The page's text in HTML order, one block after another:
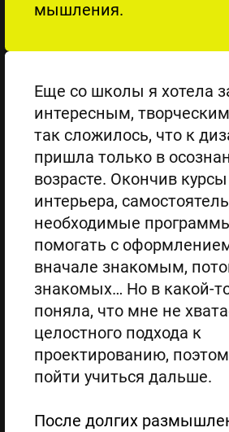
мышления.
Еще со школы я хотела
интересным,
так сложилось, что к
пришла только в
возрасте. Окончив
интерьера,
необходимые
помогать с
вначале знакомым,
знакомых… Но в какой-
поняла, что мне не
целостного подхода к
проектированию,
пойти учиться дальше.
После долгих